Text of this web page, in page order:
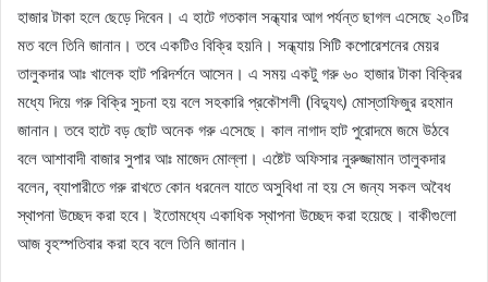
হাজার টাকা হলে ছেড়ে দিবেন। এ হাটে গতকাল সন্ধ্যার আগ পর্যন্ত ছাগল এসেছে ২০টির
মত বলে তিনি জানান। তবে একটিও বিক্রি হয়নি। সন্ধ্যায় সিটি কপোরেশনের মেয়র
তালুকদার আঃ খালেক হাট পরিদর্শনে আসেন। এ সময় একটু গরু ৬০ হাজার টাকা বিক্রির
মধ্যে দিয়ে গরু বিক্রি সুচনা হয় বলে সহকারি প্রকৌশলী (বিদ্যুৎ) মোস্তাফিজুর রহমান
জানান। তবে হাটে বড় ছোট অনেক গরু এসেছে। কাল নাগাদ হাট পুরোদমে জমে উঠবে
বলে আশাবাদী বাজার সুপার আঃ মাজেদ মোল্লা। এষ্টেট অফিসার নুরুজ্জামান তালুকদার
বলেন, ব্যাপারীতে গরু রাখতে কোন ধরনেল যাতে অসুবিধা না হয় সে জন্য সকল অবৈধ
স্থাপনা উচ্ছেদ করা হবে। ইতোমধ্যে একাধিক স্থাপনা উচ্ছেদ করা হয়েছে। বাকীগুলো
আজ বৃহস্পতিবার করা হবে বলে তিনি জানান।